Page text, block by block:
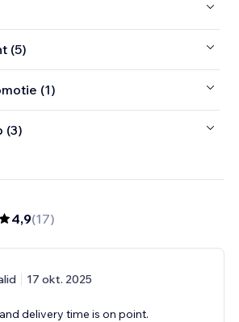
(5)
(1)
(3)
4,9(17)
17 okt. 2025
delivery time is on point.